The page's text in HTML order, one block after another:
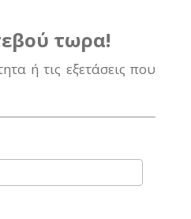
τωρα!
ή τις εξετάσεις που